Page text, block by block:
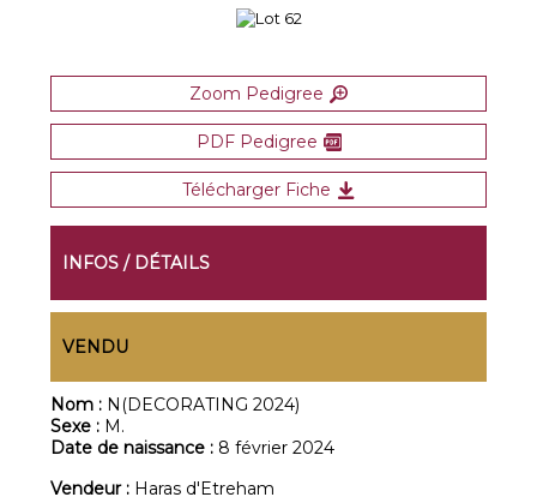
Zoom Pedigree
PDF Pedigree
Télécharger Fiche
INFOS / DÉTAILS
VENDU
Nom : N(DECORATING 2024)
Sexe : M.
Date de naissance : 8 février 2024
Vendeur : Haras d'Etreham